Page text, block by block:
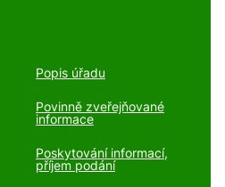
Popis úřadu
Povinně zveřejňované
informace
Poskytování informací,
příjem podání